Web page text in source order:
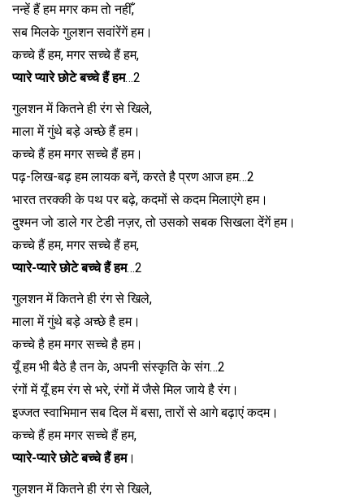
नन्हें हैं हम मगर कम तो नहीँ,
सब मिलके गुलशन सवांरेंगें हम।
कच्चे हैं हम, मगर सच्चे हैं हम,
प्यारे प्यारे छोटे बच्चे हैं हम…2
गुलशन में कितने ही रंग से खिले,
माला में गुंथे बड़े अच्छे हैं हम।
कच्चे हैं हम मगर सच्चे हैं हम।
पढ़-लिख-बढ़ हम लायक बनें, करते है प्रण आज हम…2
भारत तरक्की के पथ पर बढ़े, कदमों से कदम मिलाएंगे हम।
दुश्मन जो डाले गर टेडी नज़र, तो उसको सबक सिखला देंगें हम।
कच्चे हैं हम, मगर सच्चे हैं हम,
प्यारे-प्यारे छोटे बच्चे हैं हम…2
गुलशन में कितने ही रंग से खिले,
माला में गुंथे बड़े अच्छे है हम।
कच्चे है हम मगर सच्चे है हम।
यूँ हम भी बैठे है तन के, अपनी संस्कृति के संग…2
रंगों में यूँ हम रंग से भरे, रंगों में जैसे मिल जाये है रंग।
इज्जत स्वाभिमान सब दिल में बसा, तारों से आगे बढ़ाएं कदम।
कच्चे हैं हम मगर सच्चे हैं हम,
प्यारे-प्यारे छोटे बच्चे हैं हम।
गुलशन में कितने ही रंग से खिले,